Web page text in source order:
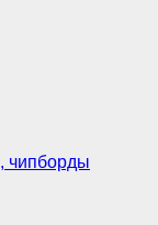
чипборды